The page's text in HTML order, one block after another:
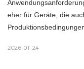
eher für Geräte, die
2026-01-24